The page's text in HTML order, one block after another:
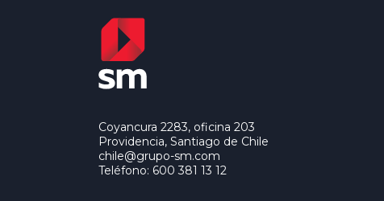
Coyancura 2283, oficina 203
Providencia, Santiago de Chile
chile@grupo-sm.com
Teléfono: 600 381 13 12